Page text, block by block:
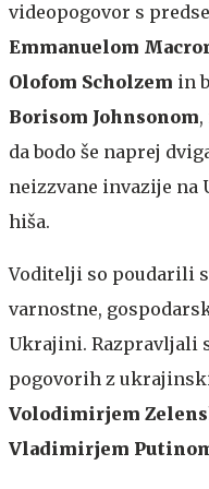
videopogovor s
Emmanuelom
Olofom Scholzem in
Borisom Johnsonom
da bodo še naprej
neizzvane invazije na
hiša.
Voditelji so poudarili
varnostne,
Ukrajini. Razpravljali
pogovorih z
Volodimirjem
Vladimirjem